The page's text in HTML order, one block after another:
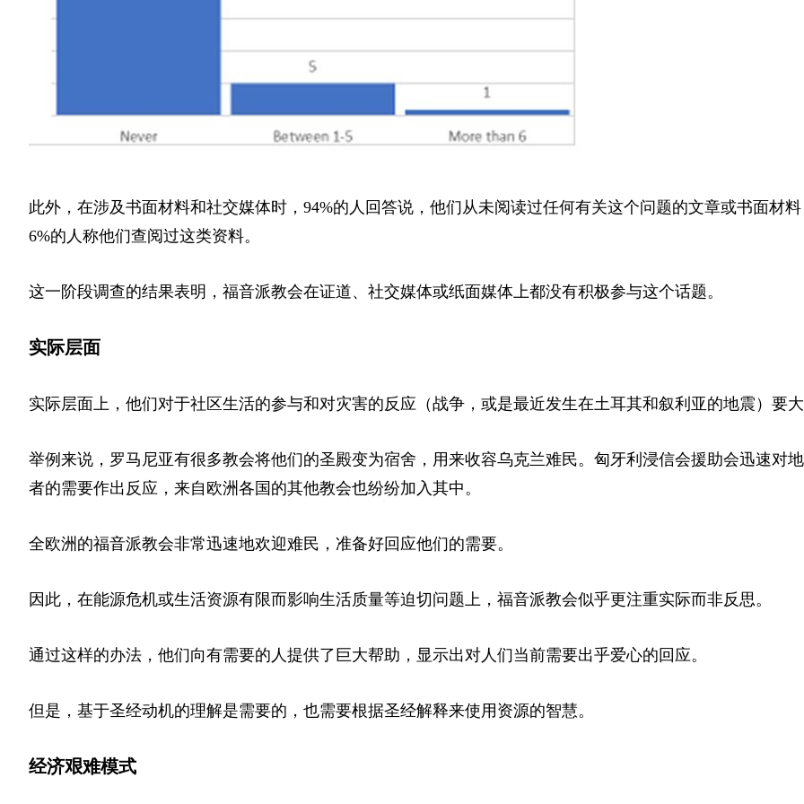
此外，在涉及书面材料和社交媒体时，94%的人回答说，他们从未阅读过任何有关这个问题的文章或书面材
6%的人称他们查阅过这类资料。
这一阶段调查的结果表明，福音派教会在证道、社交媒体或纸面媒体上都没有积极参与这个话题。
实际层面
实际层面上，他们对于社区生活的参与和对灾害的反应（战争，或是最近发生在土耳其和叙利亚的地震）要
举例来说，罗马尼亚有很多教会将他们的圣殿变为宿舍，用来收容乌克兰难民。匈牙利浸信会援助会迅速对
者的需要作出反应，来自欧洲各国的其他教会也纷纷加入其中。
全欧洲的福音派教会非常迅速地欢迎难民，准备好回应他们的需要。
因此，在能源危机或生活资源有限而影响生活质量等迫切问题上，福音派教会似乎更注重实际而非反思。
通过这样的办法，他们向有需要的人提供了巨大帮助，显示出对人们当前需要出乎爱心的回应。
但是，基于圣经动机的理解是需要的，也需要根据圣经解释来使用资源的智慧。
经济艰难模式